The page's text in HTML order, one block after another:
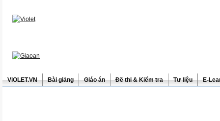
ViOLET.VN Bài giảng Giáo án Đề thi & Kiểm tra Tư liệu E-